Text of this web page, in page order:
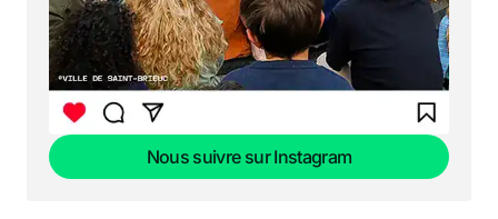
Nous suivre sur Instagram